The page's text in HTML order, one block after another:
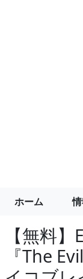
ホーム
【無料
『The